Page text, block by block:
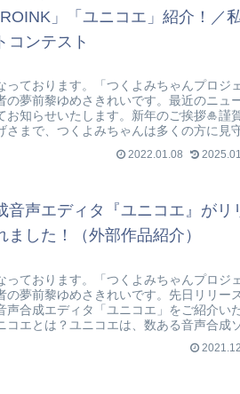
」「ユニコエ」紹介！／
コンテスト
っております。「つくよみちゃんプロジ
の夢前黎ゆめさきれいです。最近のニュ
お知らせいたします。新年のご挨拶🎍謹
さまで、つくよみちゃんは多くの方に見
年を迎えることができました。本...
2022.01.08
音声エディタ『ユニコエ』がリ
ました！（外部作品紹介）
っております。「つくよみちゃんプロジ
の夢前黎ゆめさきれいです。先日リリー
声合成エディタ「ユニコエ」をご紹介い
コエとは？ユニコエは、数ある音声合成ソ
画面でまとめて操作できるフリー...